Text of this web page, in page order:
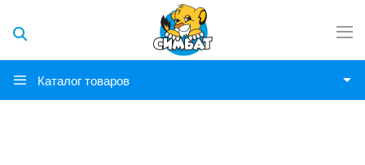
Каталог товаров